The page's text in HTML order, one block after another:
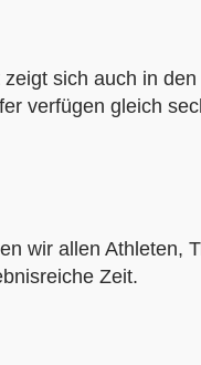
sich auch in
verfügen gleich
wir allen
Zeit.